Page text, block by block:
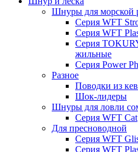
Шнуры для морской
Серия WFT
Серия WFT
Серия
жильные
Серия Power
Разное
Поводки из
Шок-лидеры
Шнуры для ловли
Серия WFT Cat
Для пресноводной
Серия WFT
Серия WFT